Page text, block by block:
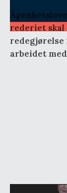
rederiet
arbeidet